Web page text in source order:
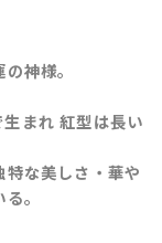
神様。
まれ 紅型は長い
な美しさ・華や
。